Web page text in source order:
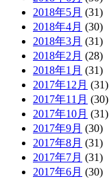
2018年5月 (31)
2018年4月 (30)
2018年3月 (31)
2018年2月 (28)
2018年1月 (31)
2017年12月 (31)
2017年11月 (30)
2017年10月 (31)
2017年9月 (30)
2017年8月 (31)
2017年7月 (31)
2017年6月 (30)